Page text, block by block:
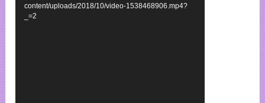
content/uploads/2018/10/video-1538468906.mp4?
_=2